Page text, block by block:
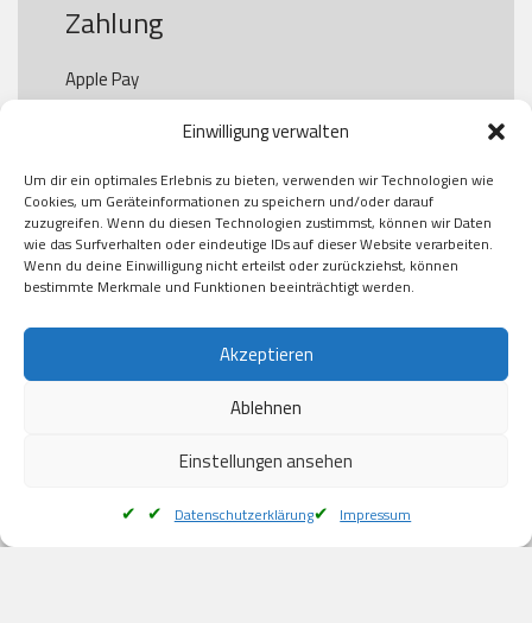
Einwilligung verwalten
Um dir ein optimales Erlebnis zu bieten, verwenden wir Technologien wie
Cookies, um Geräteinformationen zu speichern und/oder darauf
zuzugreifen. Wenn du diesen Technologien zustimmst, können wir Daten
wie das Surfverhalten oder eindeutige IDs auf dieser Website verarbeiten.
Wenn du deine Einwilligung nicht erteilst oder zurückziehst, können
bestimmte Merkmale und Funktionen beeinträchtigt werden.
Akzeptieren
Ablehnen
Einstellungen ansehen
Datenschutzerklärung Impressum
Zahlung
Apple Pay
Paypal
Kauf auf Rechung
Klarna
American Express